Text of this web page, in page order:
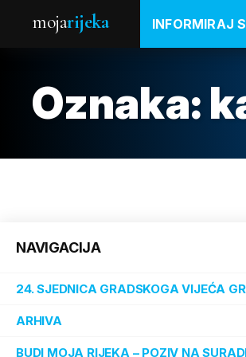
mojarijeka INFORMIRAJ
Oznaka:
NAVIGACIJA
24. SJEDNICA GRADSKOGA VIJEĆA
ARHIVA
BUDI MOJA RIJEKA – POZIV NA